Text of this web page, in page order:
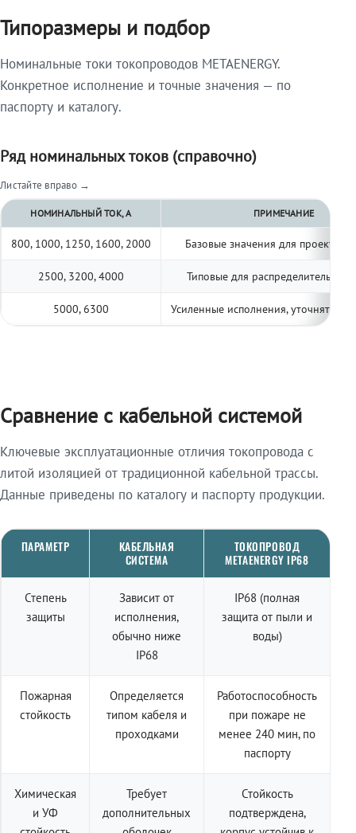
Типоразмеры и подбор
Номинальные токи токопроводов METAENERGY.
Конкретное исполнение и точные значения — по
паспорту и каталогу.
Ряд номинальных токов (справочно)
Листайте вправо →
НОМИНАЛЬНЫЙ ТОК, А ПРИМЕЧАНИЕ
800, 1000, 1250, 1600, 2000 Базовые значения для
2500, 3200, 4000 Типовые для распределительных
5000, 6300 Усиленные исполнения, уточнять по
Сравнение с кабельной системой
Ключевые эксплуатационные отличия токопровода с
литой изоляцией от традиционной кабельной трассы.
Данные приведены по каталогу и паспорту продукции.
ПАРАМЕТР
КАБЕЛЬНАЯ
СИСТЕМА
ТОКОПРОВОД
METAENERGY IP68
Степень
защиты
Зависит от
исполнения,
обычно ниже
IP68
IP68 (полная
защита от пыли и
воды)
Пожарная
стойкость
Определяется
типом кабеля и
проходками
Работоспособность
при пожаре не
менее 240 мин, по
паспорту
Химическая
и УФ
Требует
дополнительных
Стойкость
подтверждена,